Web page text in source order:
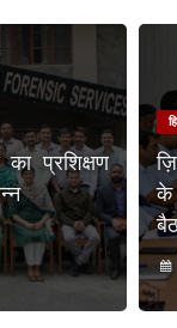
प्रशिक्षण
के